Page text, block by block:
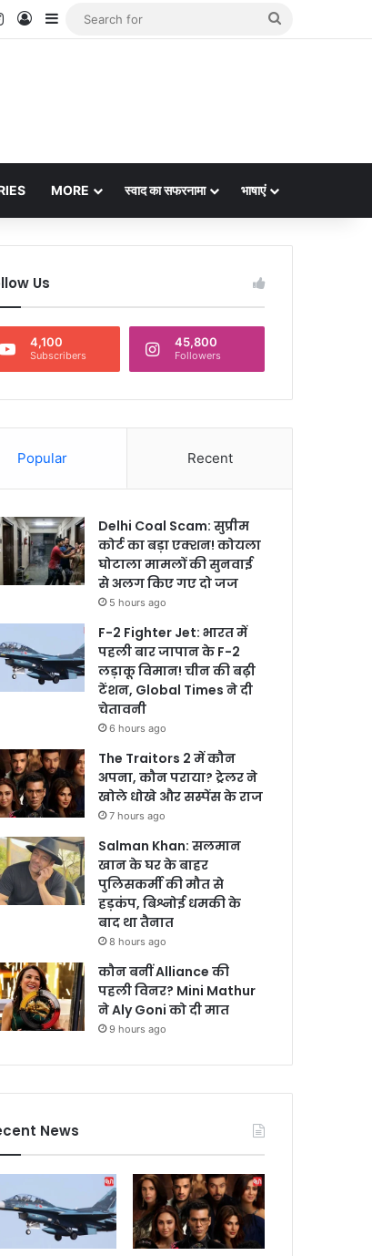
Instagram
Log InSidebar
MORE स्वाद का सफरनामा भाषाएं
Us
4,100
Subscribers
45,800
Followers
Popular Recent
Delhi Coal Scam: सुप्रीम
कोर्ट का बड़ा एक्शन! कोयला
घोटाला मामलों की सुनवाई
से अलग किए गए दो जज
5 hours ago
F-2 Fighter Jet: भारत में
पहली बार जापान के F-2
लड़ाकू विमान! चीन की बढ़ी
टेंशन, Global Times ने दी
चेतावनी
6 hours ago
The Traitors 2 में कौन
अपना, कौन पराया? ट्रेलर ने
खोले धोखे और सस्पेंस के राज
7 hours ago
Salman Khan: सलमान
खान के घर के बाहर
पुलिसकर्मी की मौत से
हड़कंप, बिश्नोई धमकी के
बाद था तैनात
8 hours ago
कौन बनीं Alliance की
पहली विनर? Mini Mathur
ने Aly Goni को दी मात
9 hours ago
News